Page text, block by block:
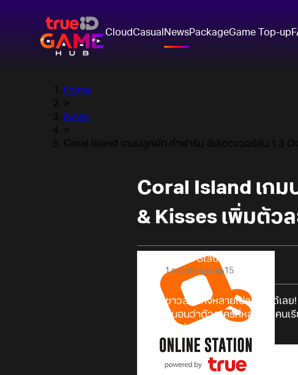
CloudCasual NewsPackageGame Top-up
Home
>
News
>
Coral Island เกมปลูกผัก ทำฟาร์ม อัปเดตเวอร์ชัน 1.3
Coral Island เก
& Kisses เพิ่มตัว
Online Station
1 month ago 15
ชาวไร่ ชาวสวนทั้งหลายไปลุยกันได้เลย!
แล้ว! แน่นอนว่าตัวละครที่หลาย ๆ คนเ
มาดูกันดีกว่ามีอะไรอัปเดตบ้าง!